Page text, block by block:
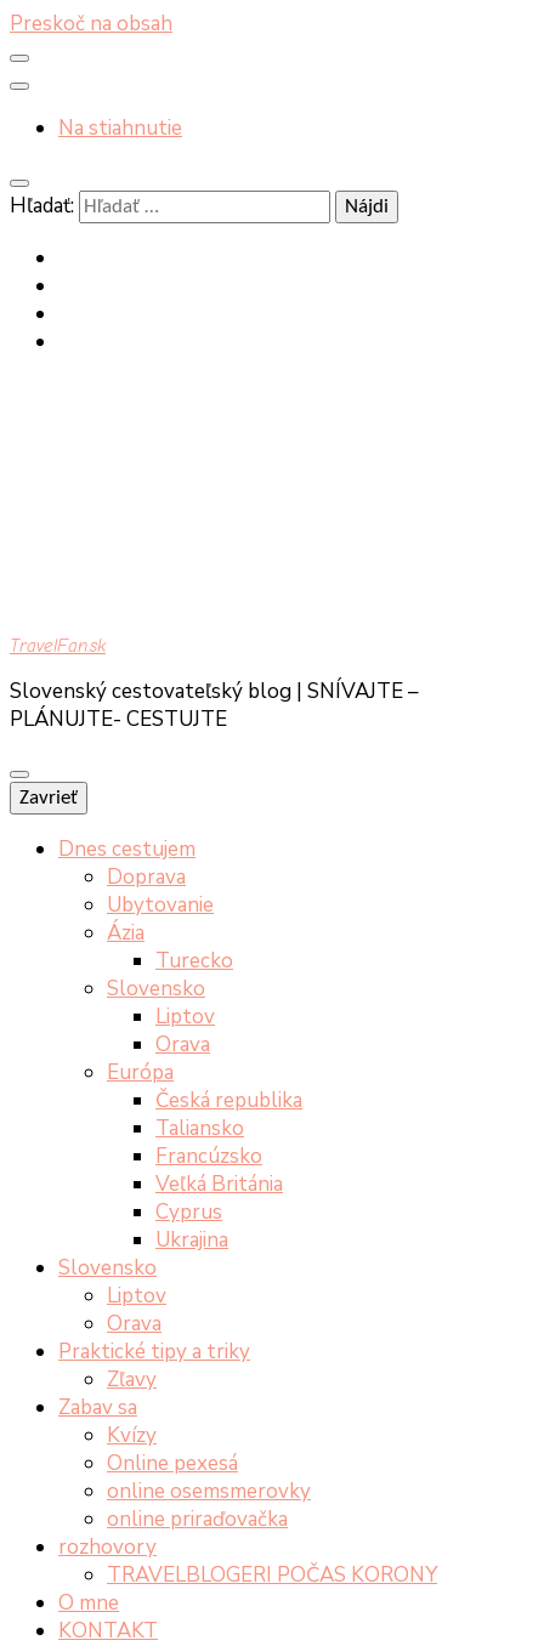
Preskoč na obsah
Na stiahnutie
Hľadať:
TravelFan.sk
Slovenský cestovateľský blog | SNÍVAJTE –
PLÁNUJTE- CESTUJTE
Zavrieť
Dnes cestujem
Doprava
Ubytovanie
Ázia
Turecko
Slovensko
Liptov
Orava
Európa
Česká republika
Taliansko
Francúzsko
Veľká Británia
Cyprus
Ukrajina
Slovensko
Liptov
Orava
Praktické tipy a triky
Zľavy
Zabav sa
Kvízy
Online pexesá
online osemsmerovky
online priraďovačka
rozhovory
TRAVELBLOGERI POČAS KORONY
O mne
KONTAKT